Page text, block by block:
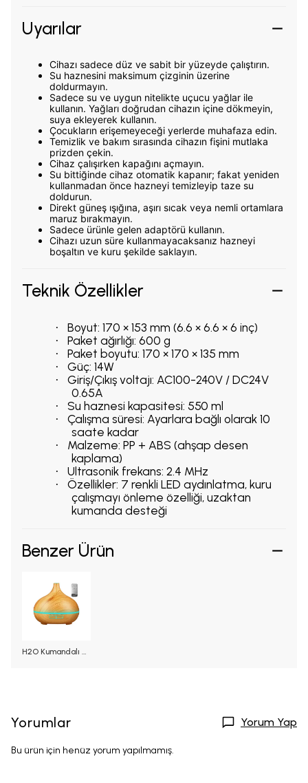
Uyarılar
Cihazı sadece düz ve sabit bir yüzeyde çalıştırın.
Su haznesini maksimum çizginin üzerine
doldurmayın.
Sadece su ve uygun nitelikte uçucu yağlar ile
kullanın. Yağları doğrudan cihazın içine dökmeyin,
suya ekleyerek kullanın.
Çocukların erişemeyeceği yerlerde muhafaza edin.
Temizlik ve bakım sırasında cihazın fişini mutlaka
prizden çekin.
Cihaz çalışırken kapağını açmayın.
Su bittiğinde cihaz otomatik kapanır; fakat yeniden
kullanmadan önce hazneyi temizleyip taze su
doldurun.
Direkt güneş ışığına, aşırı sıcak veya nemli ortamlara
maruz bırakmayın.
Sadece ürünle gelen adaptörü kullanın.
Cihazı uzun süre kullanmayacaksanız hazneyi
boşaltın ve kuru şekilde saklayın.
Teknik Özellikler
· Boyut: 170 × 153 mm (6.6 × 6.6 × 6 inç)
· Paket ağırlığı: 600 g
· Paket boyutu: 170 × 170 × 135 mm
· Güç: 14W
·
Giriş/Çıkış voltajı: AC100-240V / DC24V
0.65A
· Su haznesi kapasitesi: 550 ml
·
Çalışma süresi: Ayarlara bağlı olarak 10
saate kadar
·
Malzeme: PP + ABS (ahşap desen
kaplama)
· Ultrasonik frekans: 2.4 MHz
·
Özellikler: 7 renkli LED aydınlatma, kuru
çalışmayı önleme özelliği, uzaktan
kumanda desteği
Benzer Ürün
H2O Kumandalı Hava Nemlendirici Difüzör 550 ML Açık Ahşap
Yorumlar Yorum Yap
Bu ürün için henüz yorum yapılmamış.